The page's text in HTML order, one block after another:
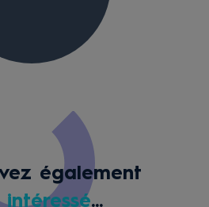
également
...